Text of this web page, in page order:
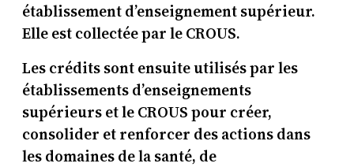
établissement d’enseignement supérieur.
Elle est collectée par le CROUS.
Les crédits sont ensuite utilisés par les
établissements d’enseignements
supérieurs et le CROUS pour créer,
consolider et renforcer des actions dans
les domaines de la santé, de